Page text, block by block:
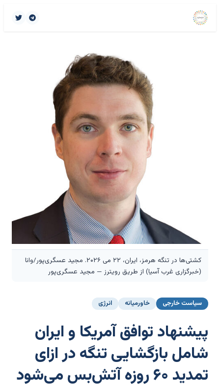
کشتی‌ها در تنگه هرمز، ایران، ۲۲ می ۲۰۲۶. مجید عسگری‌پور/وانا
(خبرگزاری غرب آسیا) از طریق رویترز — مجید عسگری‌پور
سیاست خارجی خاورمیانه انرژی
پیشنهاد توافق آمریکا و ایران
شامل بازگشایی تنگه در ازای
تمدید ۶۰ روزه آتش‌بس می‌شود